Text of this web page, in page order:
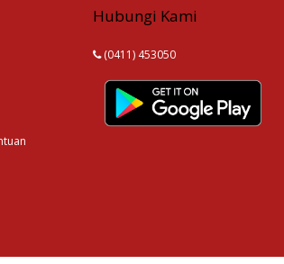
Hubungi Kami
(0411) 453050